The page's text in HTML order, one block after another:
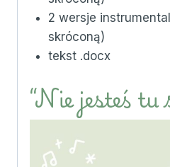
2 wersje
skróconą)
tekst .docx
“Nie jesteś tu